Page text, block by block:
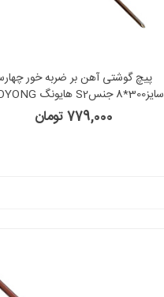
پیچ گوشتی آهن بر ضربه خور
سایز300*8 جنسS2 هایونگ HAOYONG
779,000 تومان